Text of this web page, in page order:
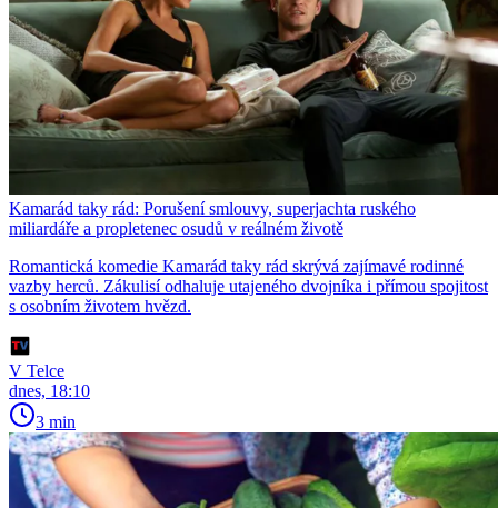
Kamarád taky rád: Porušení smlouvy, superjachta ruského
miliardáře a propletenec osudů v reálném životě
Romantická komedie Kamarád taky rád skrývá zajímavé rodinné
vazby herců. Zákulisí odhaluje utajeného dvojníka i přímou spojitost
s osobním životem hvězd.
V Telce
dnes, 18:10
3 min